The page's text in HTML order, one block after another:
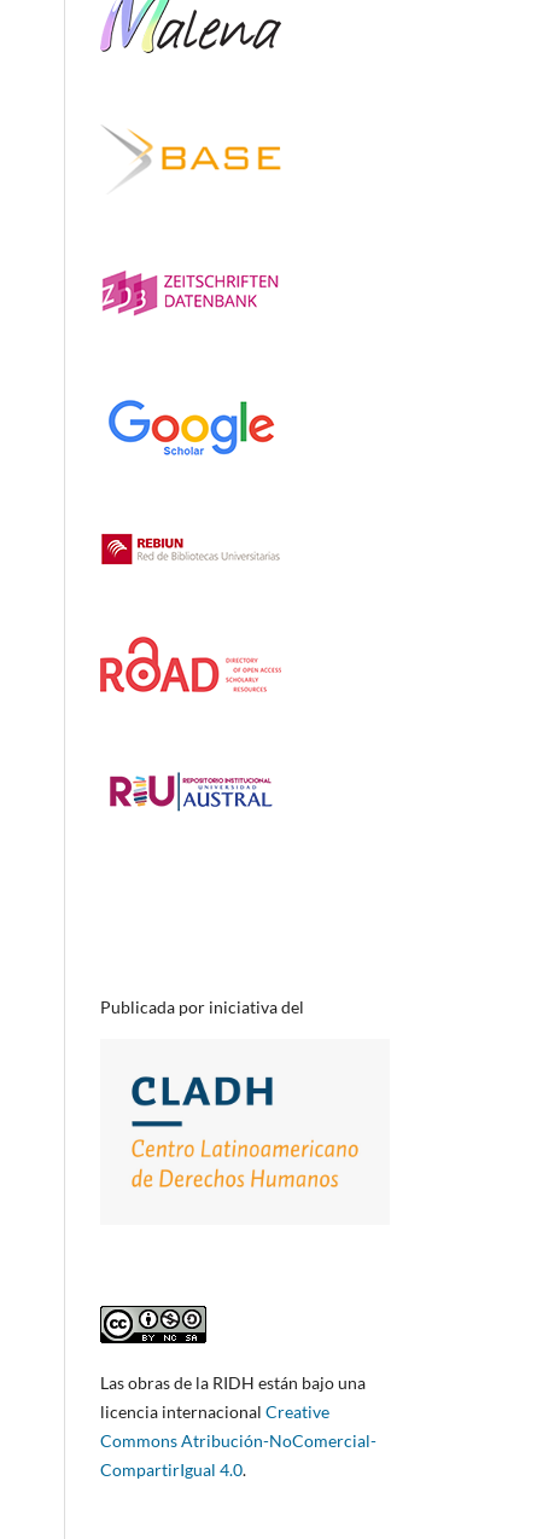
Publicada por iniciativa del
Las obras de la RIDH están bajo una
licencia internacional Creative
Commons Atribución-NoComercial-
CompartirIgual 4.0.